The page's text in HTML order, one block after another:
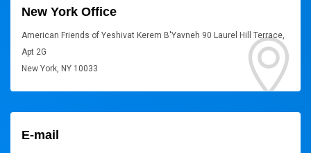
New York Office
American Friends of Yeshivat Kerem B'Yavneh 90 Laurel Hill Terrace,
Apt 2G
New York, NY 10033
E-mail